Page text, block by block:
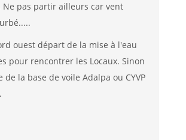
Ne pas partir ailleurs car vent
ouest départ de la mise à l'eau
pour rencontrer les Locaux. Sinon
de la base de voile Adalpa ou CYVP